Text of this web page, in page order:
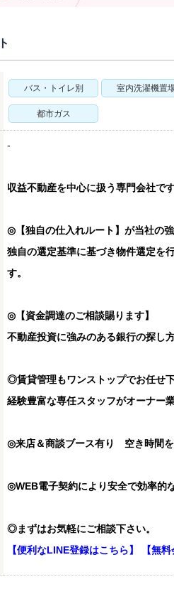
バス・トイレ別 室内洗濯機置
都市ガス
-
収益不動産を中心に扱う専門会社です
◎【独自の仕入れルート】が当社の強
独自の選定基準に基づき物件選定を
す。
◎【資金調達のご相談賜ります】
不動産投資に強みのある銀行の探し
◎賃貸管理もワンストップでお任せ下
経験豊富な専任スタッフがオーナー
◎来店＆商談ブース有り 空き時間を
◎WEB電子契約により安全で効率的
◎まずはお気軽にご相談下さい。
【便利なLINE登録はこちら】
【無